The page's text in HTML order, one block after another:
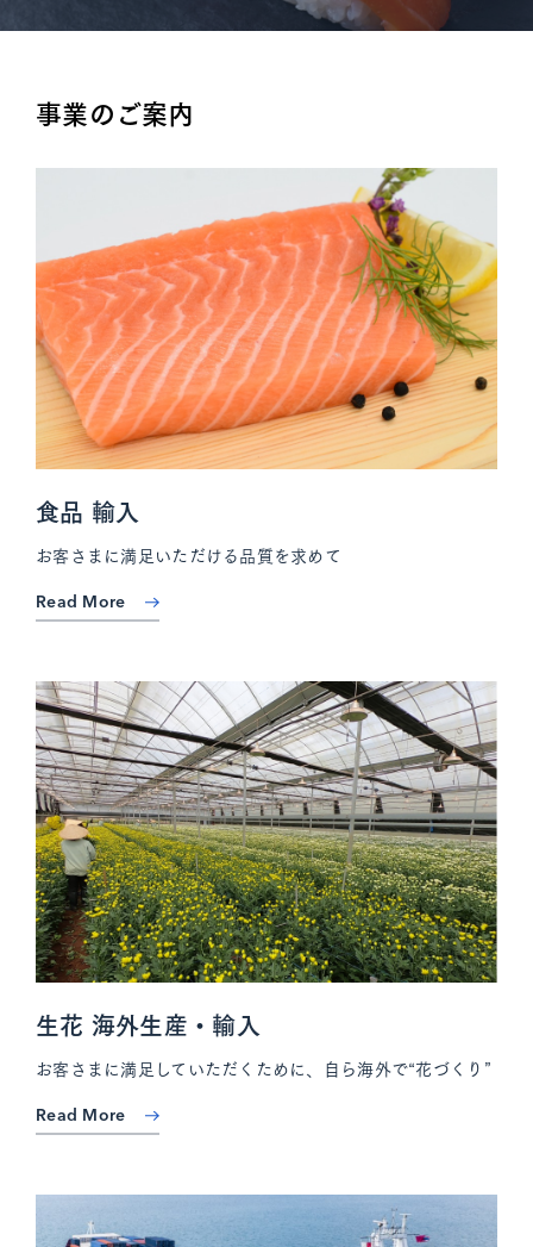
事業のご案内
食品 輸入
お客さまに満足いただける品質を求めて
Read More
生花 海外生産・輸入
お客さまに満足していただくために、自ら海外で“花づくり”
Read More